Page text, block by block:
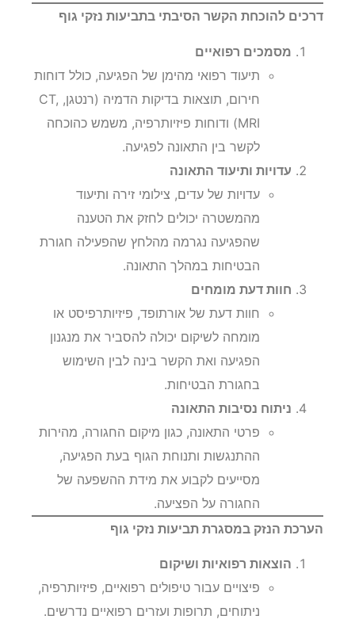
דרכים להוכחת הקשר הסיבתי בתביעות נזקי גוף
מסמכים רפואיים
תיעוד רפואי מהימן של הפגיעה, כולל דוחות
חירום, תוצאות בדיקות הדמיה (רנטגן, CT,
MRI) ודוחות פיזיותרפיה, משמש כהוכחה
לקשר בין התאונה לפגיעה.
עדויות ותיעוד התאונה
עדויות של עדים, צילומי זירה ותיעוד
מהמשטרה יכולים לחזק את הטענה
שהפגיעה נגרמה מהלחץ שהפעילה חגורת
הבטיחות במהלך התאונה.
חוות דעת מומחים
חוות דעת של אורתופד, פיזיותרפיסט או
מומחה לשיקום יכולה להסביר את מנגנון
הפגיעה ואת הקשר בינה לבין השימוש
בחגורת הבטיחות.
ניתוח נסיבות התאונה
פרטי התאונה, כגון מיקום החגורה, מהירות
ההתנגשות ותנוחת הגוף בעת הפגיעה,
מסייעים לקבוע את מידת ההשפעה של
החגורה על הפציעה.
הערכת הנזק במסגרת תביעות נזקי גוף
הוצאות רפואיות ושיקום
פיצויים עבור טיפולים רפואיים, פיזיותרפיה,
ניתוחים, תרופות ועזרים רפואיים נדרשים.